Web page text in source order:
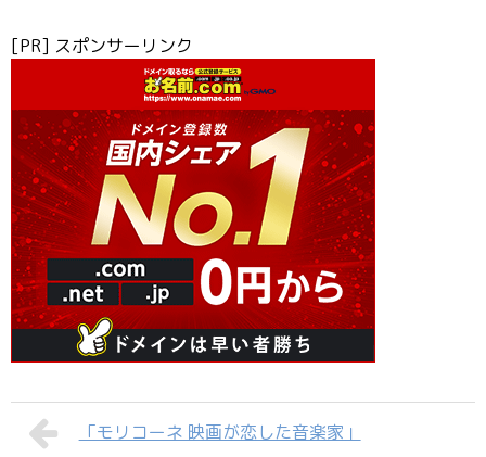
[PR] スポンサーリンク
「モリコーネ 映画が恋した音楽家」